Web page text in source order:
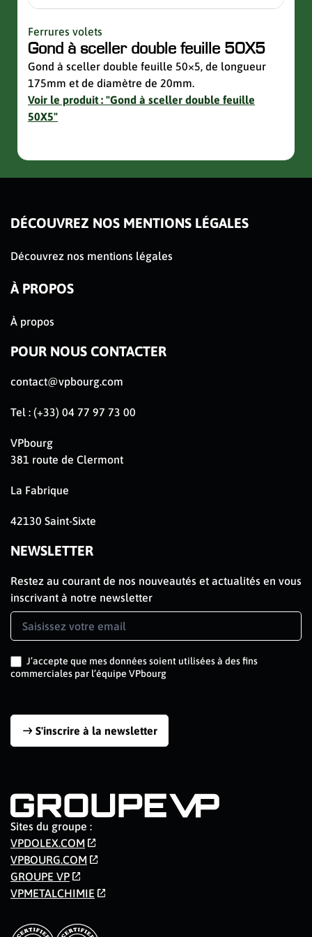
Ferrures volets
Gond à sceller double feuille 50X5
Gond à sceller double feuille 50×5, de longueur
175mm et de diamètre de 20mm.
Voir le produit : "Gond à sceller double feuille
50X5"
DÉCOUVREZ NOS MENTIONS LÉGALES
Découvrez nos mentions légales
À PROPOS
À propos
POUR NOUS CONTACTER
contact@vpbourg.com
Tel : (+33) 04 77 97 73 00
VPbourg
381 route de Clermont
La Fabrique
42130 Saint-Sixte
NEWSLETTER
Restez au courant de nos nouveautés et actualités en vous
inscrivant à notre newsletter
Newsletter
Signup
J’accepte que mes données soient utilisées à des fins
commerciales par l’équipe VPbourg
S'inscrire à la newsletter
Sites du groupe :
VPDOLEX.COM
VPBOURG.COM
GROUPE VP
VPMETALCHIMIE